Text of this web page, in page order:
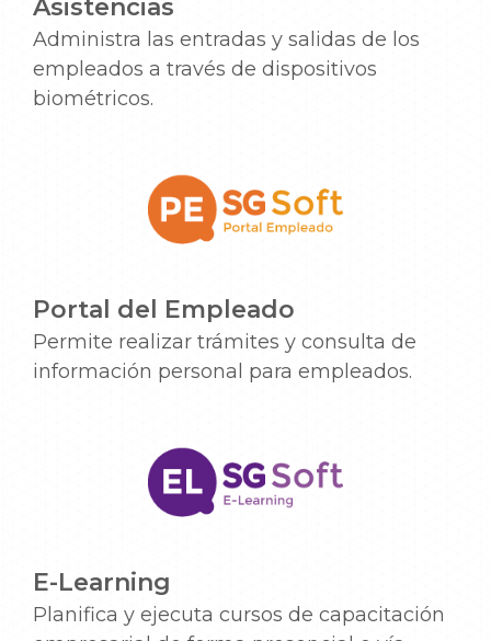
Asistencias
Administra las entradas y salidas de los
empleados a través de dispositivos
biométricos.
Portal del Empleado
Permite realizar trámites y consulta de
información personal para empleados.
E-Learning
Planifica y ejecuta cursos de capacitación